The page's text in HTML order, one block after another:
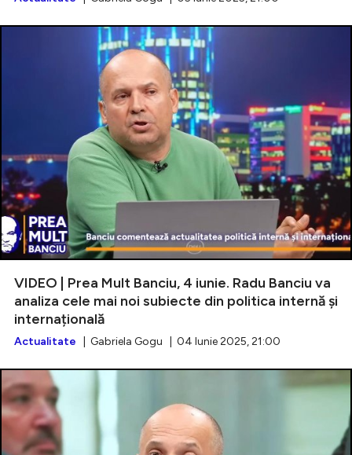
VIDEO | Prea Mult Banciu, 4 iunie. Radu Banciu va
analiza cele mai noi subiecte din politica internă și
internațională
Actualitate | Gabriela Gogu | 04 Iunie 2025, 21:00